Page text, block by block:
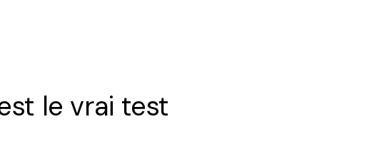
le vrai test